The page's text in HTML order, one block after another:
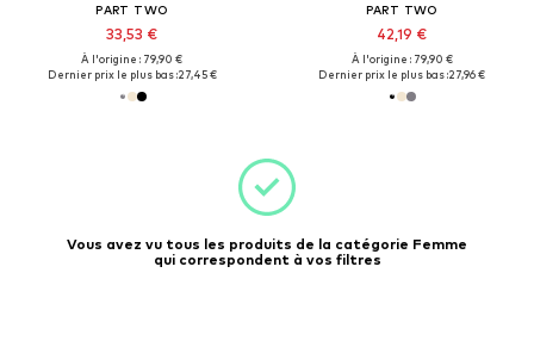
PART TWO
33,53 €
À l'origine : 79,90 €
Dernier prix le plus bas :27,45 €
PART TWO
42,19 €
À l'origine : 79,90 €
Dernier prix le plus bas :27,96 €
Vous avez vu tous les produits de la catégorie Femme
qui correspondent à vos filtres